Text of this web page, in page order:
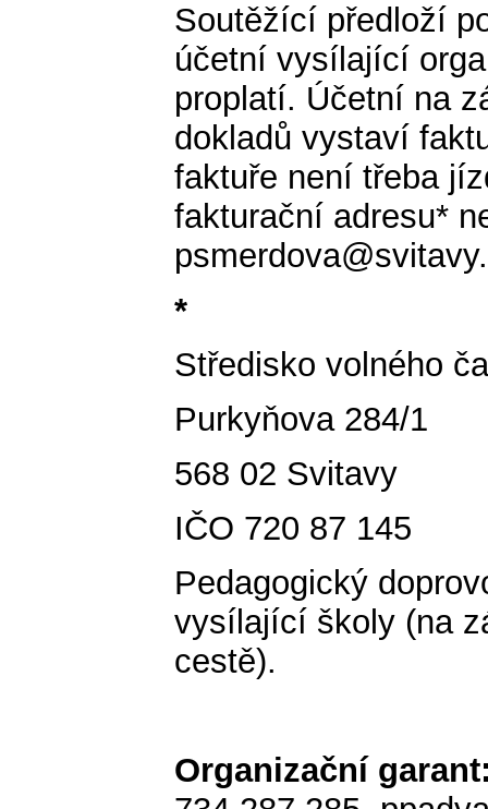
Soutěžící předloží
účetní vysílající
proplatí. Účetní na
dokladů vystaví
faktuře není třeba
fakturační adresu*
*
Středisko volného
Purkyňova 284/1
568 02 Svitavy
IČO 720 87 145
Pedagogický
vysílající školy (na
cestě).
Organizační